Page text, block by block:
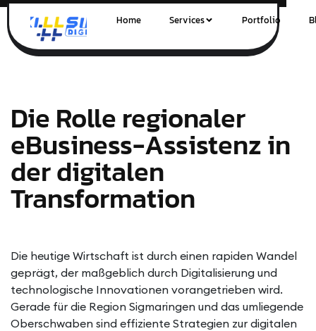
Home Services Portfolio
Die Rolle regionaler
eBusiness-Assistenz in
der digitalen
Transformation
Die heutige Wirtschaft ist durch einen rapiden Wandel
geprägt, der maßgeblich durch Digitalisierung und
technologische Innovationen vorangetrieben wird.
Gerade für die Region Sigmaringen und das umliegende
Oberschwaben sind effiziente Strategien zur digitalen